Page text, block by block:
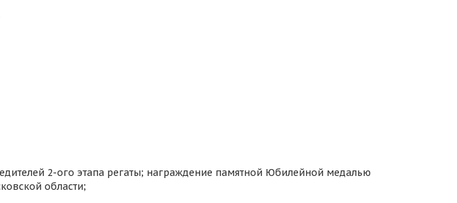
2-ого этапа регаты; награждение памятной Юбилейной медалью
области;